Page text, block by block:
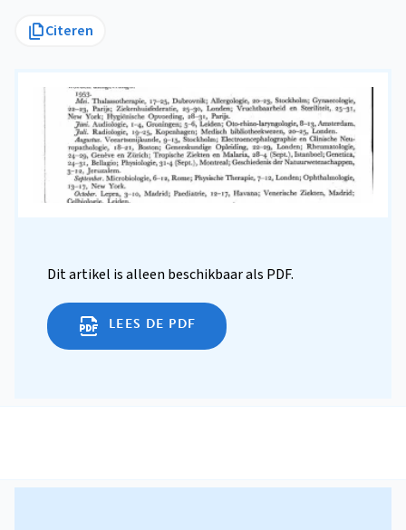
Citeren
Dit artikel is alleen beschikbaar als PDF.
LEES DE PDF